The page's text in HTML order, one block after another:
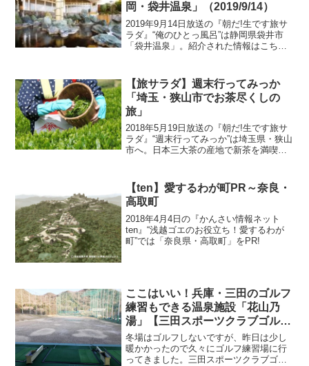
岡・袋井温泉」（2019/9/14）
2019年9月14日放送の『朝だ!生です旅サ
ラダ』“俺のひとっ風呂”は静岡県袋井市
「袋井温泉」。紹介された情報はこち
【旅サラダ】週末行ってみっか
「埼玉・狭山市でお茶尽くしの
旅」
2018年5月19日放送の『朝だ!生です旅サ
ラダ』“週末行ってみっか”は埼玉県・狭山
市へ。日本三大茶の産地で新茶を満喫す
【ten】愛するわが町PR～奈良・
高取町
2018年4月4日の『かんさい情報ネット
ten』“浅越ゴエのお役立ち！愛するわが
町”では「奈良県・高取町」をPR!
ここはいい！兵庫・三田のゴルフ
練習もできる温泉施設「花山乃
湯」【三田スポーツクラブゴルフ
練習場】
冬場はゴルフしないですが、昨日は少し
暖かかったので久々にゴルフ練習場に行
ってきました。三田スポーツクラブゴル